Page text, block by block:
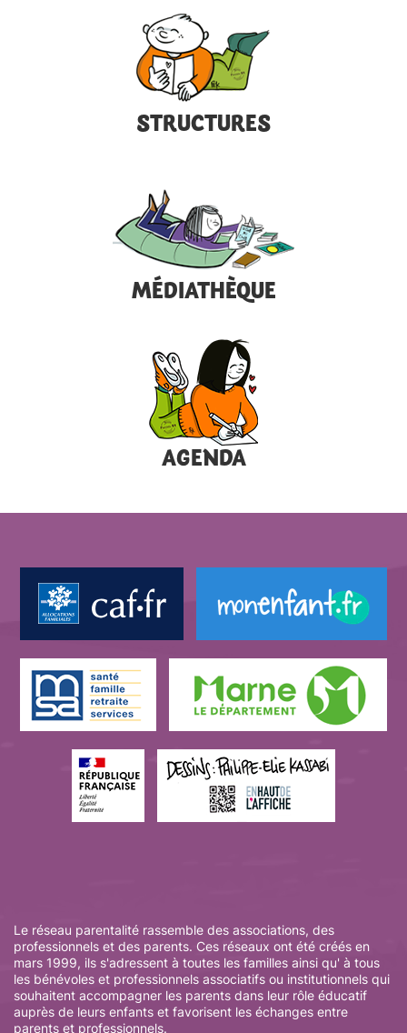
STRUCTURES
MÉDIATHÈQUE
AGENDA
Le réseau parentalité rassemble des associations, des
professionnels et des parents. Ces réseaux ont été créés en
mars 1999, ils s'adressent à toutes les familles ainsi qu' à tous
les bénévoles et professionnels associatifs ou institutionnels qui
souhaitent accompagner les parents dans leur rôle éducatif
auprès de leurs enfants et favorisent les échanges entre
parents et professionnels.